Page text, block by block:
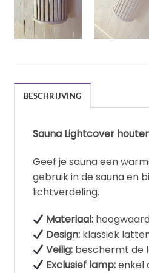
BESCHRIJVING
Sauna Lightcover
Geef je sauna een
gebruik in de sauna en
lichtverdeling.
Materiaal:
Design: klassiek
Veilig: beschermt de
Exclusief lamp:enkel